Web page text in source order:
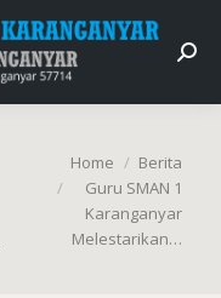
You are here:
Home
Berita
Guru SMAN 1
Karanganyar
Melestarikan…